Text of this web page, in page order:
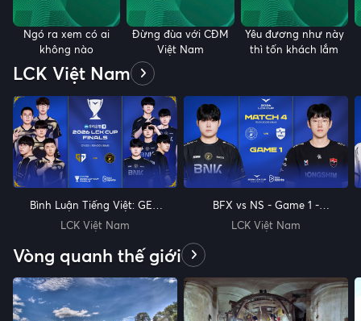
Ngó ra xem có ai
không nào
Đừng đùa với CĐM
Việt Nam
Yêu đương như này
thì tốn khách lắm
LCK Việt Nam
Bình Luận Tiếng Việt: GEN
vs BFX | FINALS LCK CUP
2026
LCK Việt Nam
BFX vs NS - Game 1 -
Match 4 - Bình Luận Tiếng
Việt - LCK CUP 2026 x
LCK Việt Nam
Vòng quanh thế giới